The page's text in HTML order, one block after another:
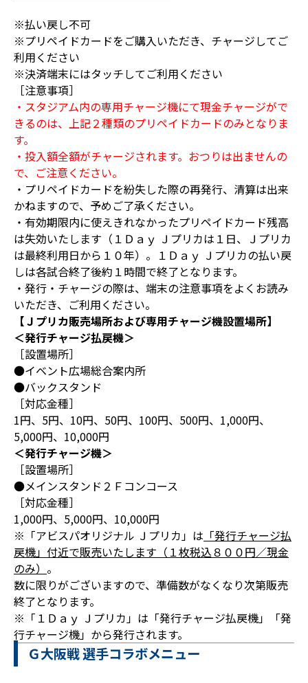
※払い戻し不可
※プリペイドカードをご購入いただき、チャージしてご
利用ください
※決済端末にはタッチしてご利用ください
［注意事項］
・スタジアム内の専用チャージ機にて現金チャージがで
きるのは、上記２種類のプリペイドカードのみとなりま
す。
・投入額全額がチャージされます。おつりは出ませんの
で、ご注意ください。
・プリペイドカードを紛失した際の再発行、清算は出来
かねますので、予めご了承ください。
・有効期限内に使えきれなかったプリペイドカード残高
は失効いたします（１Ｄａｙ Ｊプリカは１日、Ｊプリカ
は最終利用日から１０年）。１Ｄａｙ Ｊプリカの払い戻
しは各試合終了後約１時間で終了となります。
・発行・チャージの際は、端末の注意事項をよくお読み
いただき、ご利用ください。
【Ｊプリカ販売場所および専用チャージ機設置場所】
＜発行チャージ払戻機＞
［設置場所］
●イベント広場総合案内所
●バックスタンド
［対応金種］
1円、5円、10円、50円、100円、500円、1,000円、
5,000円、10,000円
＜発行チャージ機＞
［設置場所］
●メインスタンド２Ｆコンコース
［対応金種］
1,000円、5,000円、10,000円
※「アビスパオリジナル Ｊプリカ」は 「発行チャージ払
戻機」付近で販売いたします（１枚税込８００円／現金
のみ） 。
数に限りがございますので、準備数がなくなり次第販売
終了となります。
※「１Ｄａｙ Ｊプリカ」は「発行チャージ払戻機」「発
行チャージ機」から発行されます。
Ｇ大阪戦 選手コラボメニュー